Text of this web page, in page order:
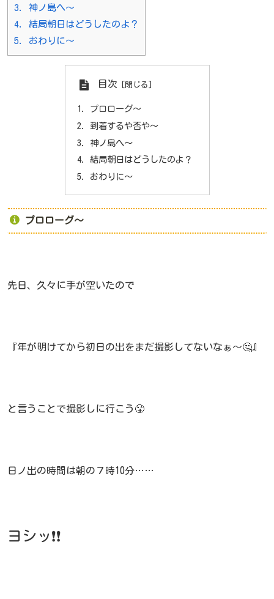
3.
神ノ島へ～
4.
結局朝日はどうしたのよ？
5.
おわりに～
目次
プロローグ～
到着するや否や～
神ノ島へ～
結局朝日はどうしたのよ？
おわりに～
プロローグ～
先日、久々に手が空いたので
『年が明けてから初日の出をまだ撮影してないなぁ～🤔』
と言うことで撮影しに行こう😤
日ノ出の時間は朝の７時10分……
ヨシッ❗❗